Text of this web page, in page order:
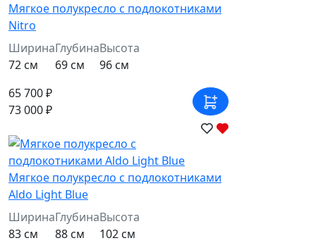
Мягкое полукресло с подлокотниками
Nitro
Ширина
72 см
Глубина
69 см
Высота
96 см
65 700 ₽
73 000 ₽
Мягкое полукресло с подлокотниками
Aldo Light Blue
Ширина
83 см
Глубина
88 см
Высота
102 см